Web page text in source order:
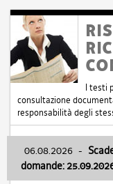
I testi
consultazione
responsabilità degli
06.08.2026 -
domande: